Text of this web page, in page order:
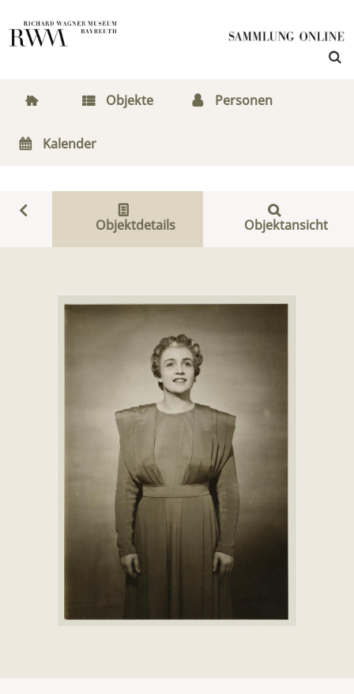
Objekte Personen
Kalender
Objektdetails Objektansicht